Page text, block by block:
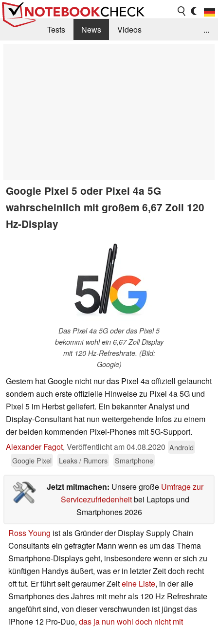
Tests News
Videos
...
Google Pixel 5 oder Pixel 4a 5G
wahrscheinlich mit großem 6,67 Zoll 120
Hz-Display
Das Pixel 4a 5G oder das Pixel 5
bekommt wohl ein 6,67 Zoll Display
mit 120 Hz-Refreshrate. (Bild:
Google)
Gestern hat Google nicht nur das Pixel 4a offiziell gelauncht
sondern auch erste offizielle Hinweise zu Pixel 4a 5G und
Pixel 5 im Herbst geliefert. Ein bekannter Analyst und
Display-Consultant hat nun weitergehende Infos zu einem
der beiden kommenden Pixel-Phones mit 5G-Support.
Alexander Fagot, Veröffentlicht am04.08.2020 Android
Google Pixel
Leaks / Rumors Smartphone
Jetzt mitmachen: Unsere große Umfrage zur
Servicezufriedenheitbei Laptops und
Smartphones 2026
Ross Young ist als Gründer der Display Supply Chain
Consultants ein gefragter Mann wenn es um das Thema
Smartphone-Displays geht, insbesondere wenn er sich zu
künftigen Handys äußert, was er in letzter Zeit doch recht
oft tut. Er führt seit geraumer Zeiteine Liste, in der alle
Smartphones des Jahres mit mehr als 120 Hz Refreshrate
angeführt sind, von dieser verschwunden ist jüngst das
iPhone 12 Pro-Duo, das ja nun wohl doch nicht mit